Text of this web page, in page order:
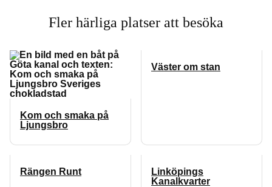
Fler härliga platser att besöka
Kom och smaka på
Ljungsbro
Väster om stan
Rängen Runt
Linköpings
Kanalkvarter